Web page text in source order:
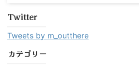
Twitter
Tweets by m_outthere
カテゴリー